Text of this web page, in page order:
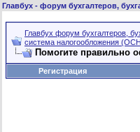
Главбух - форум бухгалтеров,
Главбух форум бухгалтеров,
система налогообложения
Помогите правильно
Регистрация